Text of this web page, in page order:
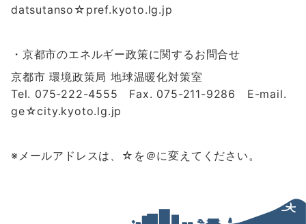
datsutanso☆pref.kyoto.lg.jp
・京都市のエネルギー政策に関するお問合せ
京都市 環境政策局 地球温暖化対策室
Tel. 075-222-4555 Fax. 075-211-9286 E-mail.
ge☆city.kyoto.lg.jp
※メールアドレスは、☆を＠に変えてください。